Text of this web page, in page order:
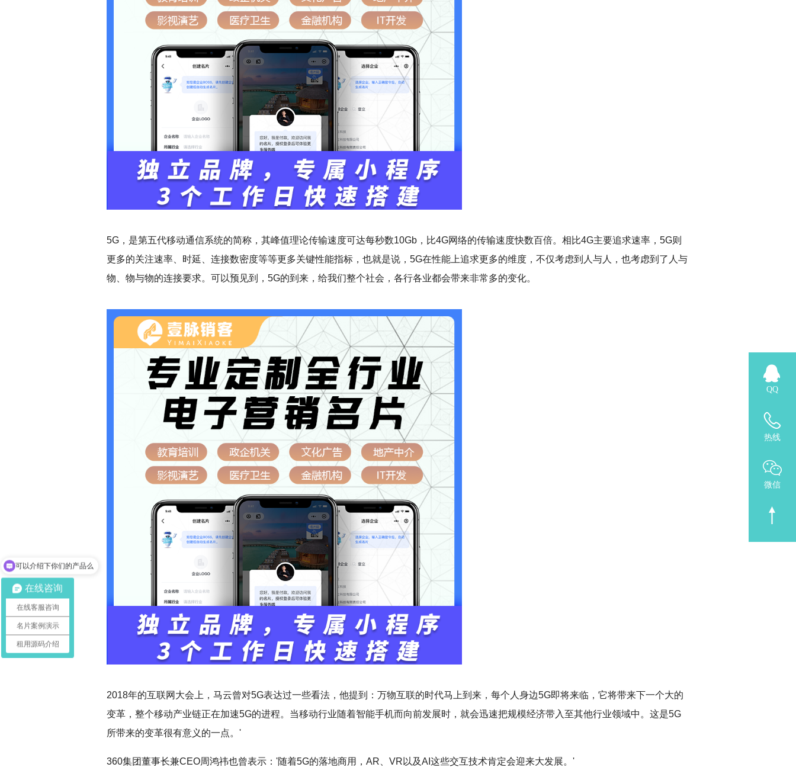
QQ
热线
微信
5G ，是第五代移动通信系统的简称，其峰值理论传输速度可达每秒数10Gb，比4G网络的传输速度快数百倍。相比4G主要追求速率，5G则
更多的关注速率、时延、连接数密度等等更多关键性能指标，也就是说，5G在性能上追求更多的维度，不仅考虑到人与人，也考虑到了人与
物、物与物的连接要求。可以预见到，5G的到来，给我们整个社会，各行各业都会带来非常多的变化。
2018年的互联网大会上，马云曾对5G表达过一些看法，他提到：万物互联的时代马上到来，每个人身边5G即将来临，它将带来下一个大的
变革，整个移动产业链正在加速5G的进程。当移动行业随着智能手机而向前发展时，就会迅速把规模经济带入至其他行业领域中。这是5G
所带来的变革很有意义的一点。'
360集团董事长兼CEO周鸿祎也曾表示：'随着5G的落地商用，AR、VR以及AI这些交互技术肯定会迎来大发展。'
在线咨询
在线客服咨询
名片案例演示
租用源码介绍
可以介绍下你们的产品么
你们是怎么收费的呢